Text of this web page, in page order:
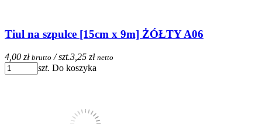
Tiul na szpulce [15cm x 9m] ŻÓŁTY A06
4,00 zł brutto / szt.3,25 zł netto
szt. Do koszyka